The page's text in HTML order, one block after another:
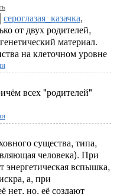
сероглазая_казачка,
от двух родителей,
материал.
на клеточном уровне
всех "родителей"
существа, типа,
человека). При
энергетическая вспышка,
а, при
нет, но, её создают